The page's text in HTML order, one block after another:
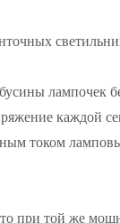
лампочек
каждой
током
при той же